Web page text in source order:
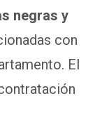
negras y
con
El